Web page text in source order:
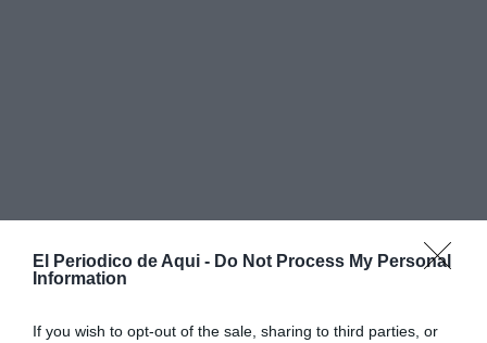
El Periodico de Aqui - Do Not Process My Personal
Information
If you wish to opt-out of the sale, sharing to third parties, or